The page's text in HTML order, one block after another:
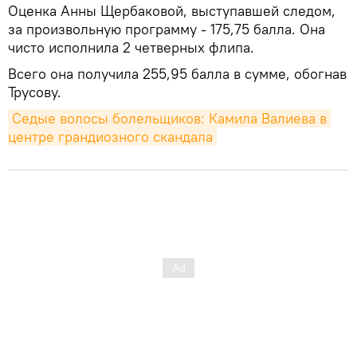
Оценка Анны Щербаковой, выступавшей следом,
за произвольную программу - 175,75 балла. Она
чисто исполнила 2 четверных флипа.
Всего она получила 255,95 балла в сумме, обогнав
Трусову.
Седые волосы болельщиков: Камила Валиева в
центре грандиозного скандала